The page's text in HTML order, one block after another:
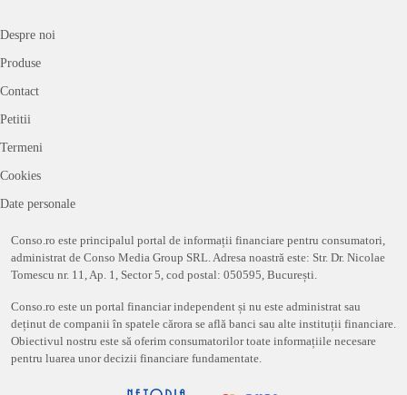
Despre noi
Produse
Contact
Petitii
Termeni
Cookies
Date personale
Conso.ro este principalul portal de informații financiare pentru consumatori,
administrat de Conso Media Group SRL. Adresa noastră este: Str. Dr. Nicolae
Tomescu nr. 11, Ap. 1, Sector 5, cod postal: 050595, București.
Conso.ro este un portal financiar independent și nu este administrat sau
deținut de companii în spatele cărora se află banci sau alte instituții financiare.
Obiectivul nostru este să oferim consumatorilor toate informațiile necesare
pentru luarea unor decizii financiare fundamentate.